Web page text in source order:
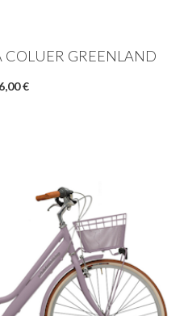
COLUER GREENLAND
€